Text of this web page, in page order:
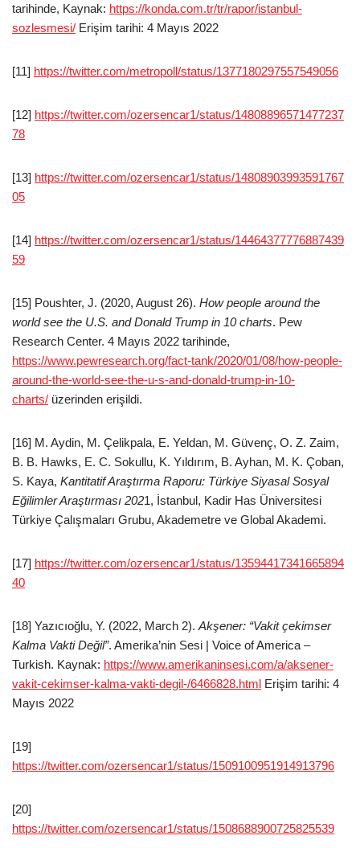
tarihinde, Kaynak: https://konda.com.tr/tr/rapor/istanbul-
sozlesmesi/ Erişim tarihi: 4 Mayıs 2022
[11] https://twitter.com/metropoll/status/1377180297557549056
[12] https://twitter.com/ozersencar1/status/14808896571477237
78
[13] https://twitter.com/ozersencar1/status/14808903993591767
05
[14] https://twitter.com/ozersencar1/status/14464377776887439
59
[15] Poushter, J. (2020, August 26). How people around the
world see the U.S. and Donald Trump in 10 charts. Pew
Research Center. 4 Mayıs 2022 tarihinde,
https://www.pewresearch.org/fact-tank/2020/01/08/how-people-
around-the-world-see-the-u-s-and-donald-trump-in-10-
charts/ üzerinden erişildi.
[16] M. Aydin, M. Çelikpala, E. Yeldan, M. Güvenç, O. Z. Zaim,
B. B. Hawks, E. C. Sokullu, K. Yıldırım, B. Ayhan, M. K. Çoban,
S. Kaya, Kantitatif Araştırma Raporu: Türkiye Siyasal Sosyal
Eğilimler Araştırması 2021, İstanbul, Kadir Has Üniversitesi
Türkiye Çalışmaları Grubu, Akademetre ve Global Akademi.
[17] https://twitter.com/ozersencar1/status/13594417341665894
40
[18] Yazıcıoğlu, Y. (2022, March 2). Akşener: “Vakit çekimser
Kalma Vakti Değil”. Amerika’nin Sesi | Voice of America –
Turkish. Kaynak: https://www.amerikaninsesi.com/a/aksener-
vakit-cekimser-kalma-vakti-degil-/6466828.html Erişim tarihi: 4
Mayıs 2022
[19]
https://twitter.com/ozersencar1/status/1509100951914913796
[20]
https://twitter.com/ozersencar1/status/1508688900725825539